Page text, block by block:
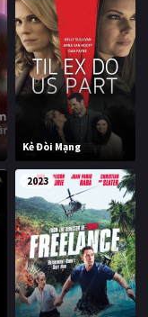
Kẻ Đòi Mạng
2023